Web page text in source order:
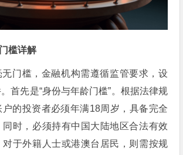
槛详解
门槛，金融机构需遵循监管要求，设
首先是“身份与年龄门槛”。根据法律规
的投资者必须年满18周岁，具备完全
同时，必须持有中国大陆地区合法有效
对于外籍人士或港澳台居民，则需按规